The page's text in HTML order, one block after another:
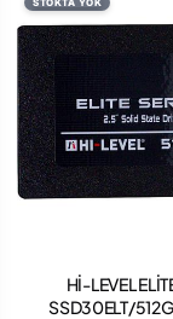
STOKTA YOK
Hİ-LEVEL
SSD30ELT/